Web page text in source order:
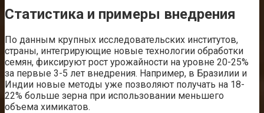
Статистика и примеры внедрения
По данным крупных исследовательских институтов,
страны, интегрирующие новые технологии обработки
семян, фиксируют рост урожайности на уровне 20-25%
за первые 3-5 лет внедрения. Например, в Бразилии и
Индии новые методы уже позволяют получать на 18-
22% больше зерна при использовании меньшего
объема химикатов.